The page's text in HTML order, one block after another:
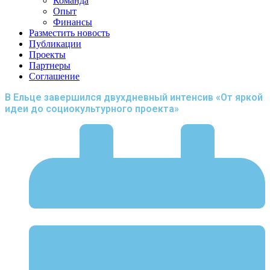
Опыт
Финансы
Разместить новость
Публикации
Проекты
Партнеры
Соглашение
В Ельце завершился двухдневный интенсив «От яркой
идеи до социокультурного проекта»